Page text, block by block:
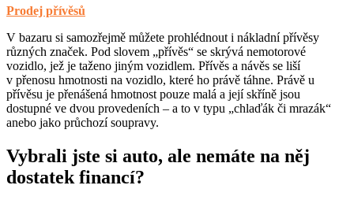
Prodej přívěsů
V bazaru si samozřejmě můžete prohlédnout i nákladní přívěsy
různých značek. Pod slovem „přívěs“ se skrývá nemotorové
vozidlo, jež je taženo jiným vozidlem. Přívěs a návěs se liší
v přenosu hmotnosti na vozidlo, které ho právě táhne. Právě u
přívěsu je přenášená hmotnost pouze malá a její skříně jsou
dostupné ve dvou provedeních – a to v typu „chlaďák či mrazák“
anebo jako průchozí soupravy.
Vybrali jste si auto, ale nemáte na něj
dostatek financí?